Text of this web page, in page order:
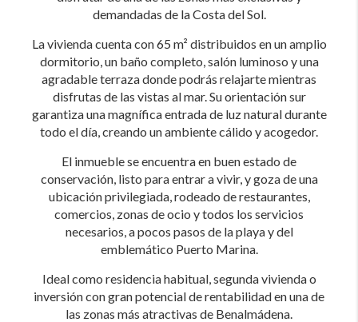
demandadas de la Costa del Sol.
La vivienda cuenta con 65 m² distribuidos en un amplio
dormitorio, un baño completo, salón luminoso y una
agradable terraza donde podrás relajarte mientras
disfrutas de las vistas al mar. Su orientación sur
garantiza una magnífica entrada de luz natural durante
todo el día, creando un ambiente cálido y acogedor.
El inmueble se encuentra en buen estado de
conservación, listo para entrar a vivir, y goza de una
ubicación privilegiada, rodeado de restaurantes,
comercios, zonas de ocio y todos los servicios
necesarios, a pocos pasos de la playa y del
emblemático Puerto Marina.
Ideal como residencia habitual, segunda vivienda o
inversión con gran potencial de rentabilidad en una de
las zonas más atractivas de Benalmádena.